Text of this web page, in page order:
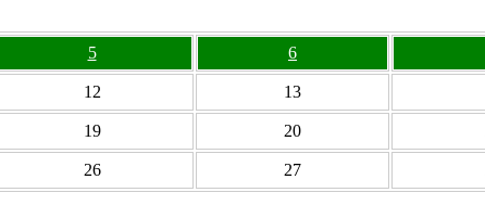
5 6
12 13
19 20
26 27